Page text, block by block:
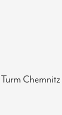
Chemnitz